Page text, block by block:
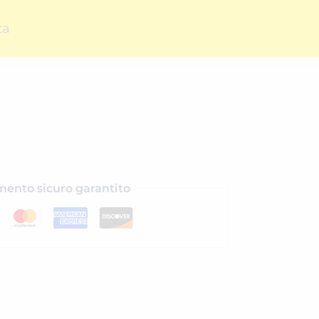
sicuro garantito